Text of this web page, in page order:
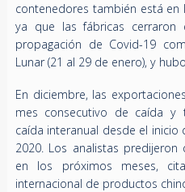
contenedores también está en
ya que las fábricas
propagación de Covid-19
Lunar (21 al 29 de enero), y
En diciembre, las
mes consecutivo de caída y
caída interanual desde el
2020. Los analistas
en los próximos meses,
internacional de productos